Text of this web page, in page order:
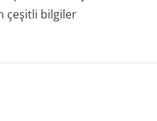
çeşitli bilgiler